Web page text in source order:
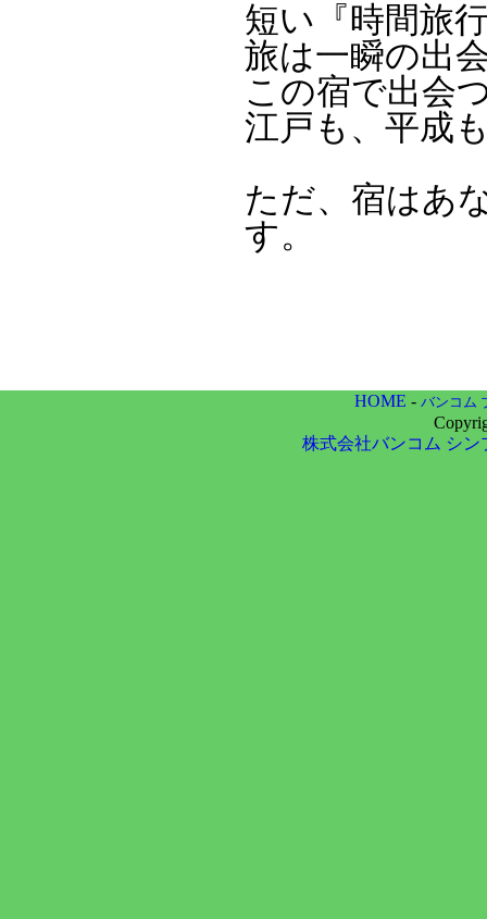
短い『時間旅
旅は一瞬の出
この宿で出会
江戸も、平成
ただ、宿はあ
す。
HOME - バンコム
株式会社バンコム シン